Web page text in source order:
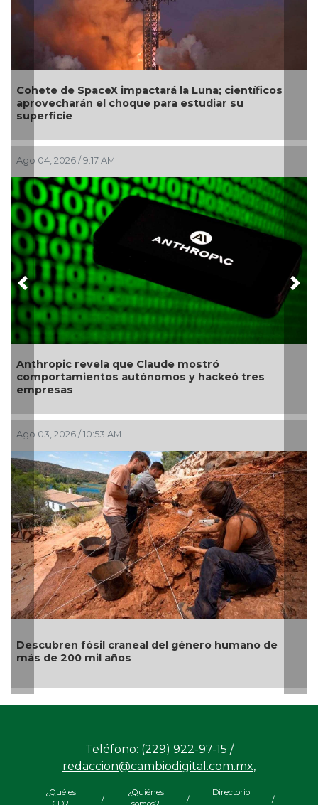
de
SecureDNA: el sistema que busca frenar la
próxima pandemia antes de ser fabricada
Jul 29, 2026 / 9:52 AM
Revelan proteína que podría revertir el daño
causado por el Alzheimer
Jul 28, 2026 / 9:42 AM
Gatos naranjas: la ciencia descubre el gen
origen al color de su pelaje
Previous
Teléfono: (229) 922-97-15 /
redaccion@cambiodigital.com.mx,
¿Qué es
/
¿Quiénes
/
Directorio
/